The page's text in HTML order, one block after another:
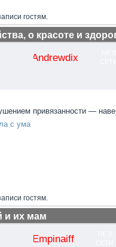
гостям.
о красоте и
Andrewdix
привязанности —
с ума
гостям.
и их мам
Empinaiff